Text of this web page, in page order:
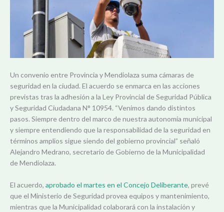
Un convenio entre Provincia y Mendiolaza suma cámaras de
seguridad en la ciudad. El acuerdo se enmarca en las acciones
previstas tras la adhesión a la Ley Provincial de Seguridad Pública
y Seguridad Ciudadana N° 10954. “Venimos dando distintos
pasos. Siempre dentro del marco de nuestra autonomía municipal
y siempre entendiendo que la responsabilidad de la seguridad en
términos amplios sigue siendo del gobierno provincial” señaló
Alejandro Medrano, secretario de Gobierno de la Municipalidad
de Mendiolaza.
El acuerdo, aprobado el martes en el Concejo Deliberante, prevé
que el Ministerio de Seguridad provea equipos y mantenimiento,
mientras que la Municipalidad colaborará con la instalación y